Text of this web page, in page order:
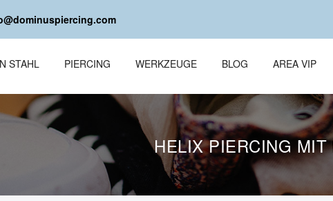
STAHL PIERCING WERKZEUGE BLOG AREA VIP
HELIX PIERCING MIT